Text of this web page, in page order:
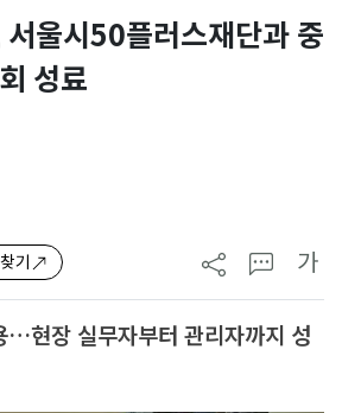
울시50플러스재단과 중
성료
기 가
…현장 실무자부터 관리자까지 성